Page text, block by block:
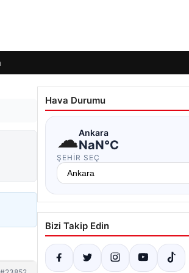
Hava Durumu
☁Ankara
NaN°C
ŞEHIR SEÇ
Bizi Takip Edin